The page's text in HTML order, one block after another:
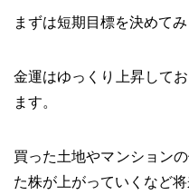
まずは短期目標を決めてみ
金運はゆっくり上昇して
ます。
買った土地やマンション
た株が上がっていくなど